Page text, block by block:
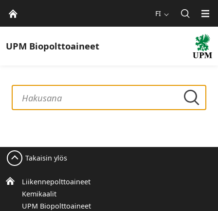
FI
UPM Biopolttoaineet
Liikennepolttoaineet
Kemikaalit
UPM Biopolttoaineet
Takaisin ylös